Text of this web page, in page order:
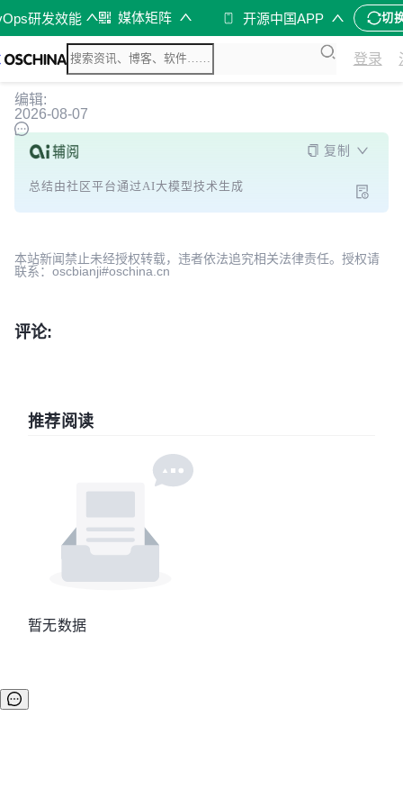
研发效能 媒体矩阵 开源中国APP 切
登录
编辑:
2026-08-07
复制
总结由社区平台通过AI大模型技术生成
本站新闻禁止未经授权转载，违者依法追究相关法律责任。授权请
联系：oscbianji#oschina.cn
评论:
推荐阅读
暂无数据